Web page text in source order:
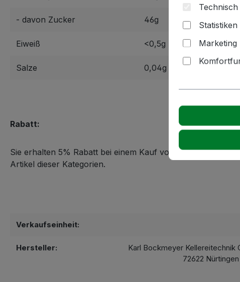
- davon Zucker 46g
Eiweiß <0,5g
Salze 0,04g
Rabatt:
Sie erhalten 5% Rabatt bei einem Kauf von mindestens
Artikel dieser Kategorien.
Verkaufseinheit:
Hersteller:
Karl Bockmeyer Kellereitechnik
72622
Statistiken
Marketing